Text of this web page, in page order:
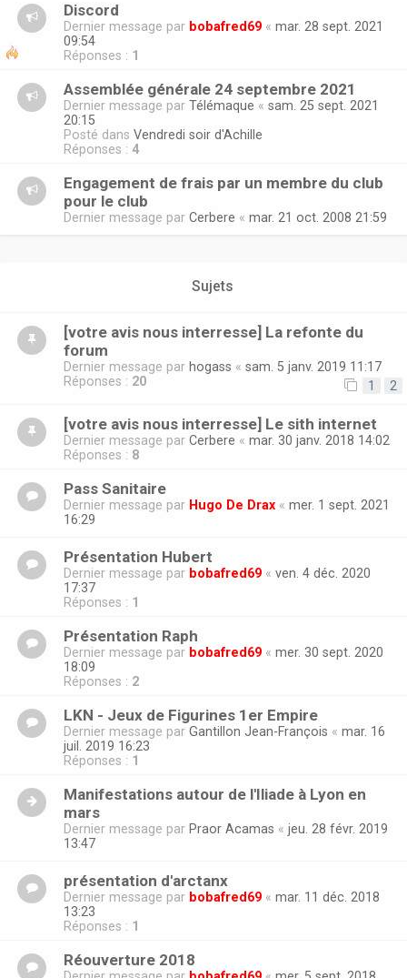
Discord
Dernier message par bobafred69 « mar. 28 sept. 2021
09:54
Réponses : 1
Assemblée générale 24 septembre 2021
Dernier message par Télémaque « sam. 25 sept. 2021
20:15
Posté dans Vendredi soir d'Achille
Réponses : 4
Engagement de frais par un membre du club
pour le club
Dernier message par Cerbere « mar. 21 oct. 2008 21:59
Sujets
[votre avis nous interresse] La refonte du
forum
Dernier message par hogass « sam. 5 janv. 2019 11:17
Réponses : 20 1 2
[votre avis nous interresse] Le sith internet
Dernier message par Cerbere « mar. 30 janv. 2018 14:02
Réponses : 8
Pass Sanitaire
Dernier message par Hugo De Drax « mer. 1 sept. 2021
16:29
Présentation Hubert
Dernier message par bobafred69 « ven. 4 déc. 2020
17:37
Réponses : 1
Présentation Raph
Dernier message par bobafred69 « mer. 30 sept. 2020
18:09
Réponses : 2
LKN - Jeux de Figurines 1er Empire
Dernier message par Gantillon Jean-François « mar. 16
juil. 2019 16:23
Réponses : 1
Manifestations autour de l'Iliade à Lyon en
mars
Dernier message par Praor Acamas « jeu. 28 févr. 2019
13:47
présentation d'arctanx
Dernier message par bobafred69 « mar. 11 déc. 2018
13:23
Réponses : 1
Réouverture 2018